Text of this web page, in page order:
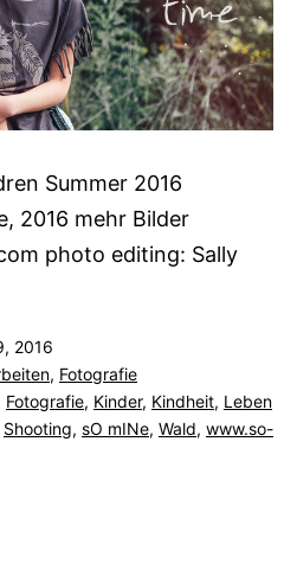
Summer 2016
2016 mehr Bilder
photo editing: Sally
2016
, Fotografie
Fotografie, Kinder, Kindheit, Leben
Shooting, sO mINe, Wald, www.so-